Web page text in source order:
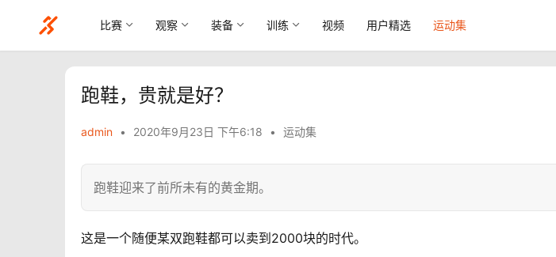
比赛 观察 装备 训练 视频 用户精选 运动集
跑鞋，贵就是好？
admin • 2020年9月23日 下午6:18 • 运动集
跑鞋迎来了前所未有的黄金期。
这是一个随便某双跑鞋都可以卖到2000块的时代。